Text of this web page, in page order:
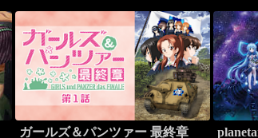
ガールズ＆パンツァー 最終章